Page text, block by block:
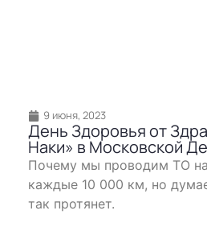
9 июня, 2023
День Здоровья от
Наки» в Московской
Почему мы проводим ТО
каждые 10 000 км, но
так протянет.